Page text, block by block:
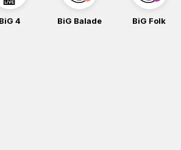
BiG 4 BiG Balade BiG Folk